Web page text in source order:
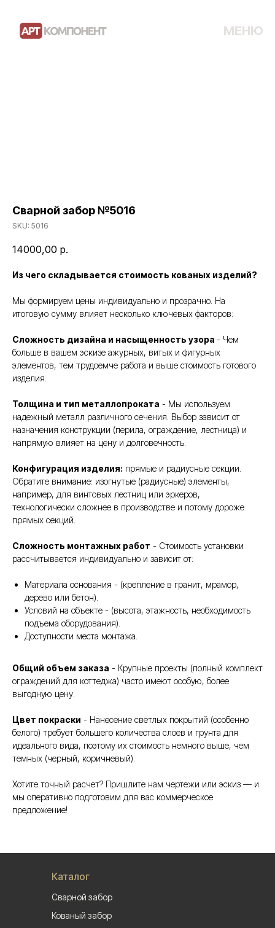
МЕНЮ
Сварной забор №5016
SKU: 5016
14000,00 р.
Из чего складывается стоимость кованых изделий?
Мы формируем цены индивидуально и прозрачно. На
итоговую сумму влияет несколько ключевых факторов:
Сложность дизайна и насыщенность узора - Чем
больше в вашем эскизе ажурных, витых и фигурных
элементов, тем трудоемче работа и выше стоимость готового
изделия.
Толщина и тип металлопроката - Мы используем
надежный металл различного сечения. Выбор зависит от
назначения конструкции (перила, ограждение, лестница) и
напрямую влияет на цену и долговечность.
Конфигурация изделия: прямые и радиусные секции.
Обратите внимание: изогнутые (радиусные) элементы,
например, для винтовых лестниц или эркеров,
технологически сложнее в производстве и потому дороже
прямых секций.
Сложность монтажных работ - Стоимость установки
рассчитывается индивидуально и зависит от:
Материала основания - (крепление в гранит, мрамор,
дерево или бетон).
Условий на объекте - (высота, этажность, необходимость
подъема оборудования).
Доступности места монтажа.
Общий объем заказа - Крупные проекты (полный комплект
ограждений для коттеджа) часто имеют особую, более
выгодную цену.
Цвет покраски - Нанесение светлых покрытий (особенно
белого) требует большего количества слоев и грунта для
идеального вида, поэтому их стоимость немного выше, чем
темных (черный, коричневый).
Хотите точный расчет? Пришлите нам чертежи или эскиз — и
мы оперативно подготовим для вас коммерческое
предложение!
Каталог
Сварной забор
Кованый забор